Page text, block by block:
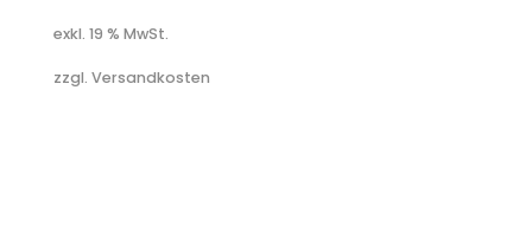
exkl. 19 % MwSt.
zzgl. Versandkosten